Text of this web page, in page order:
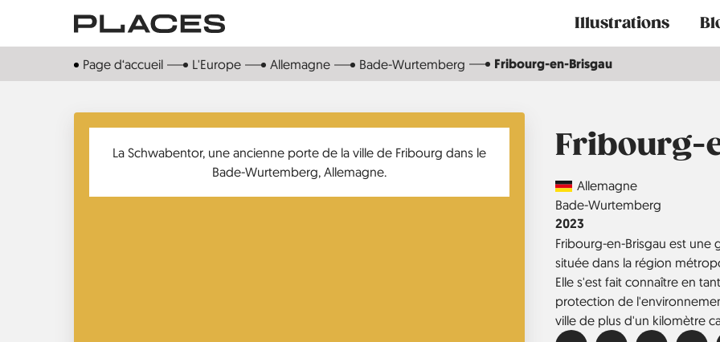
contenu
Main
navigation
Illustrations
Page d‘accueil L'Europe Allemagne Bade-Wurtemberg Fribourg-en-Brisgau
Fribourg-
CountryAllemagne
Région
Bade-Wurtemberg
Année
2023
Fribourg-en-Brisgau est
située dans la région
Elle s'est fait connaître en
protection de
ville de plus d'un kilomètre